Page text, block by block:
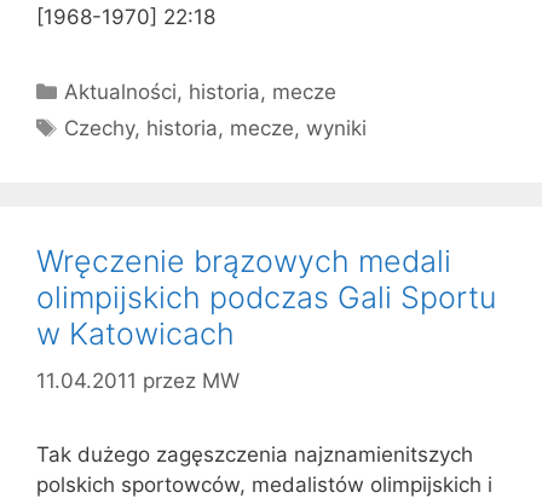
[1968-1970] 22:18
Kategorie
Aktualności, historia, mecze
Tagi
Czechy, historia, mecze,wyniki
Wręczenie brązowych medali
olimpijskich podczas Gali Sportu
w Katowicach
11.04.2011 przez MW
Tak dużego zagęszczenia najznamienitszych
polskich sportowców, medalistów olimpijskich i